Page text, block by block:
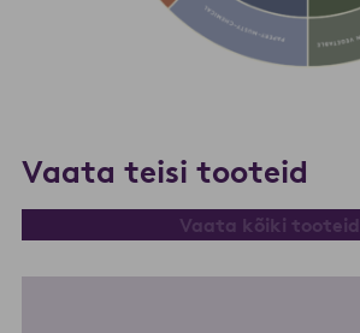
Vaata teisi tooteid
Vaata kõiki tooteid